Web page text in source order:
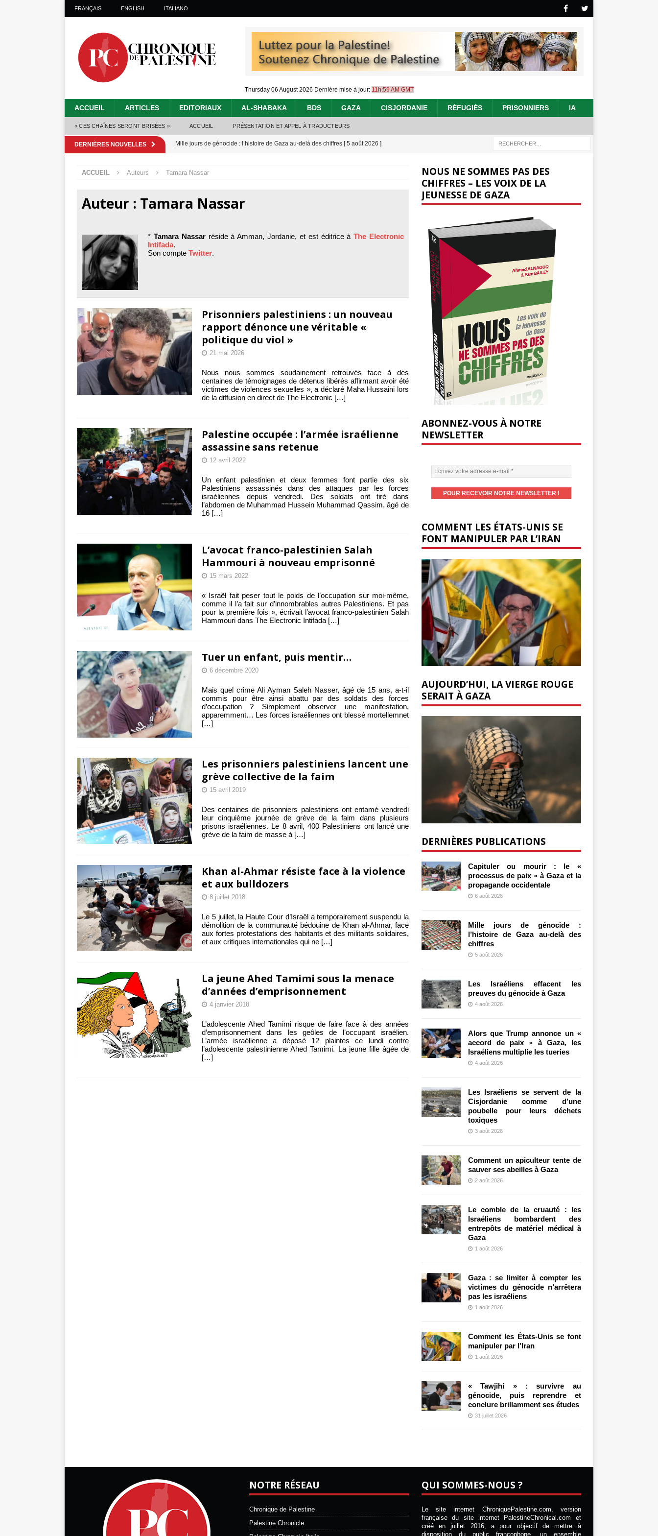
FRANÇAIS ENGLISH ITALIANO
Thursday 06 August 2026 Dernière mise à jour: 11h:59 AM GMT
ACCUEIL ARTICLES EDITORIAUX AL-SHABAKA BDS GAZA CISJORDANIE RÉFUGIÉS PRISONNIERS IA
« CES CHAÎNES SERONT BRISÉES » ACCUEIL PRÉSENTATION ET APPEL À TRADUCTEURS
DERNIÈRES NOUVELLES Mille jours de génocide : l’histoire de Gaza au-delà des chiffres [ 5 août 2026 ]
Alors que Trump annonce un « accord de paix » à Gaza, les Israéliens multiplie les
Les Israéliens se servent de la Cisjordanie comme d’une poubelle pour leurs déchets
ACCUEIL Auteurs Tamara Nassar
Auteur : Tamara Nassar
* Tamara Nassarréside à Amman, Jordanie, et est éditrice àThe Electronic
Intifada.
Son compte Twitter.
Prisonniers palestiniens : un nouveau
rapport dénonce une véritable «
politique du viol »
21 mai 2026
Nous nous sommes soudainement retrouvés face à des
centaines de témoignages de détenus libérés affirmant avoir été
victimes de violences sexuelles », a déclaré Maha Hussaini lors
de la diffusion en direct de The Electronic […]
Palestine occupée : l’armée israélienne
assassine sans retenue
12 avril 2022
Un enfant palestinien et deux femmes font partie des six
Palestiniens assassinés dans des attaques par les forces
israéliennes depuis vendredi. Des soldats ont tiré dans
l’abdomen de Muhammad Hussein Muhammad Qassim, âgé de
16 […]
L’avocat franco-palestinien Salah
Hammouri à nouveau emprisonné
15 mars 2022
« Israël fait peser tout le poids de l’occupation sur moi-même,
comme il l’a fait sur d’innombrables autres Palestiniens. Et pas
pour la première fois », écrivait l’avocat franco-palestinien Salah
Hammouri dans The Electronic Intifada […]
Tuer un enfant, puis mentir…
6 décembre 2020
Mais quel crime Ali Ayman Saleh Nasser, âgé de 15 ans, a-t-il
commis pour être ainsi abattu par des soldats des forces
d’occupation ? Simplement observer une manifestation,
apparemment… Les forces israéliennes ont blessé mortellemnet
[…]
Les prisonniers palestiniens lancent une
grève collective de la faim
15 avril 2019
Des centaines de prisonniers palestiniens ont entamé vendredi
leur cinquième journée de grève de la faim dans plusieurs
prisons israéliennes. Le 8 avril, 400 Palestiniens ont lancé une
grève de la faim de masse à […]
Khan al-Ahmar résiste face à la violence
et aux bulldozers
8 juillet 2018
Le 5 juillet, la Haute Cour d’Israël a temporairement suspendu la
démolition de la communauté bédouine de Khan al-Ahmar, face
aux fortes protestations des habitants et des militants solidaires,
et aux critiques internationales qui ne […]
La jeune Ahed Tamimi sous la menace
d’années d’emprisonnement
4 janvier 2018
L’adolescente Ahed Tamimi risque de faire face à des années
d’emprisonnement dans les geôles de l’occupant israélien.
L’armée israélienne a déposé 12 plaintes ce lundi contre
l’adolescente palestinienne Ahed Tamimi. La jeune fille âgée de
[…]
NOUS NE SOMMES PAS DES
CHIFFRES – LES VOIX DE LA
JEUNESSE DE GAZA
ABONNEZ-VOUS À NOTRE
NEWSLETTER
COMMENT LES ÉTATS-UNIS SE
FONT MANIPULER PAR L’IRAN
AUJOURD’HUI, LA VIERGE ROUGE
SERAIT À GAZA
DERNIÈRES PUBLICATIONS
Capituler ou mourir : le «
processus de paix » à Gaza et la
propagande occidentale
6 août 2026
Mille jours de génocide :
l’histoire de Gaza au-delà des
chiffres
5 août 2026
Les Israéliens effacent les
preuves du génocide à Gaza
4 août 2026
Alors que Trump annonce un «
accord de paix » à Gaza, les
Israéliens multiplie les tueries
4 août 2026
Les Israéliens se servent de la
Cisjordanie comme d’une
poubelle pour leurs déchets
toxiques
3 août 2026
Comment un apiculteur tente de
sauver ses abeilles à Gaza
2 août 2026
Le comble de la cruauté : les
Israéliens bombardent des
entrepôts de matériel médical à
Gaza
1 août 2026
Gaza : se limiter à compter les
victimes du génocide n’arrêtera
pas les israéliens
1 août 2026
Comment les États-Unis se font
manipuler par l’Iran
1 août 2026
« Tawjihi » : survivre au
génocide, puis reprendre et
conclure brillamment ses études
31 juillet 2026
NOTRE RÉSEAU
Chronique de Palestine
Palestine Chronicle
QUI SOMMES-NOUS ?
Le site internet ChroniquePalestine.com, version
française du site internet PalestineChronical.com et
créé en juillet 2016, a pour objectif de mettre à
disposition du public francophone, un ensemble